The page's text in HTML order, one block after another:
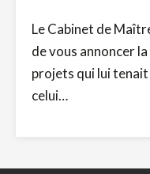
Le Cabinet de
de vous annoncer
projets qui lui
celui…